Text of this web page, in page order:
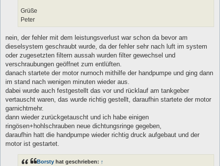
Grüße
Peter
nein, der fehler mit dem leistungsverlust war schon da bevor am
dieselsystem geschraubt wurde, da der fehler sehr nach luft im system
oder zugesetzten filtern aussah wurden filter gewechsel und
verschraubungen geöffnet zum entlüften.
danach startete der motor nurnoch mithilfe der handpumpe und ging dann
im stand nach wenigen minuten wieder aus.
dabei wurde auch festgestellt das vor und rücklauf am tankgeber
vertauscht waren, das wurde richtig gestellt, daraufhin startete der motor
garnichtmehr.
dann wieder zurückgetauscht und ich habe einigen
ringösen+hohlschrauben neue dichtungsringe gegeben,
daraufhin hatt die handpumpe wieder richtig druck aufgebaut und der
motor ist gestartet.
Borsty hat geschrieben: ↑